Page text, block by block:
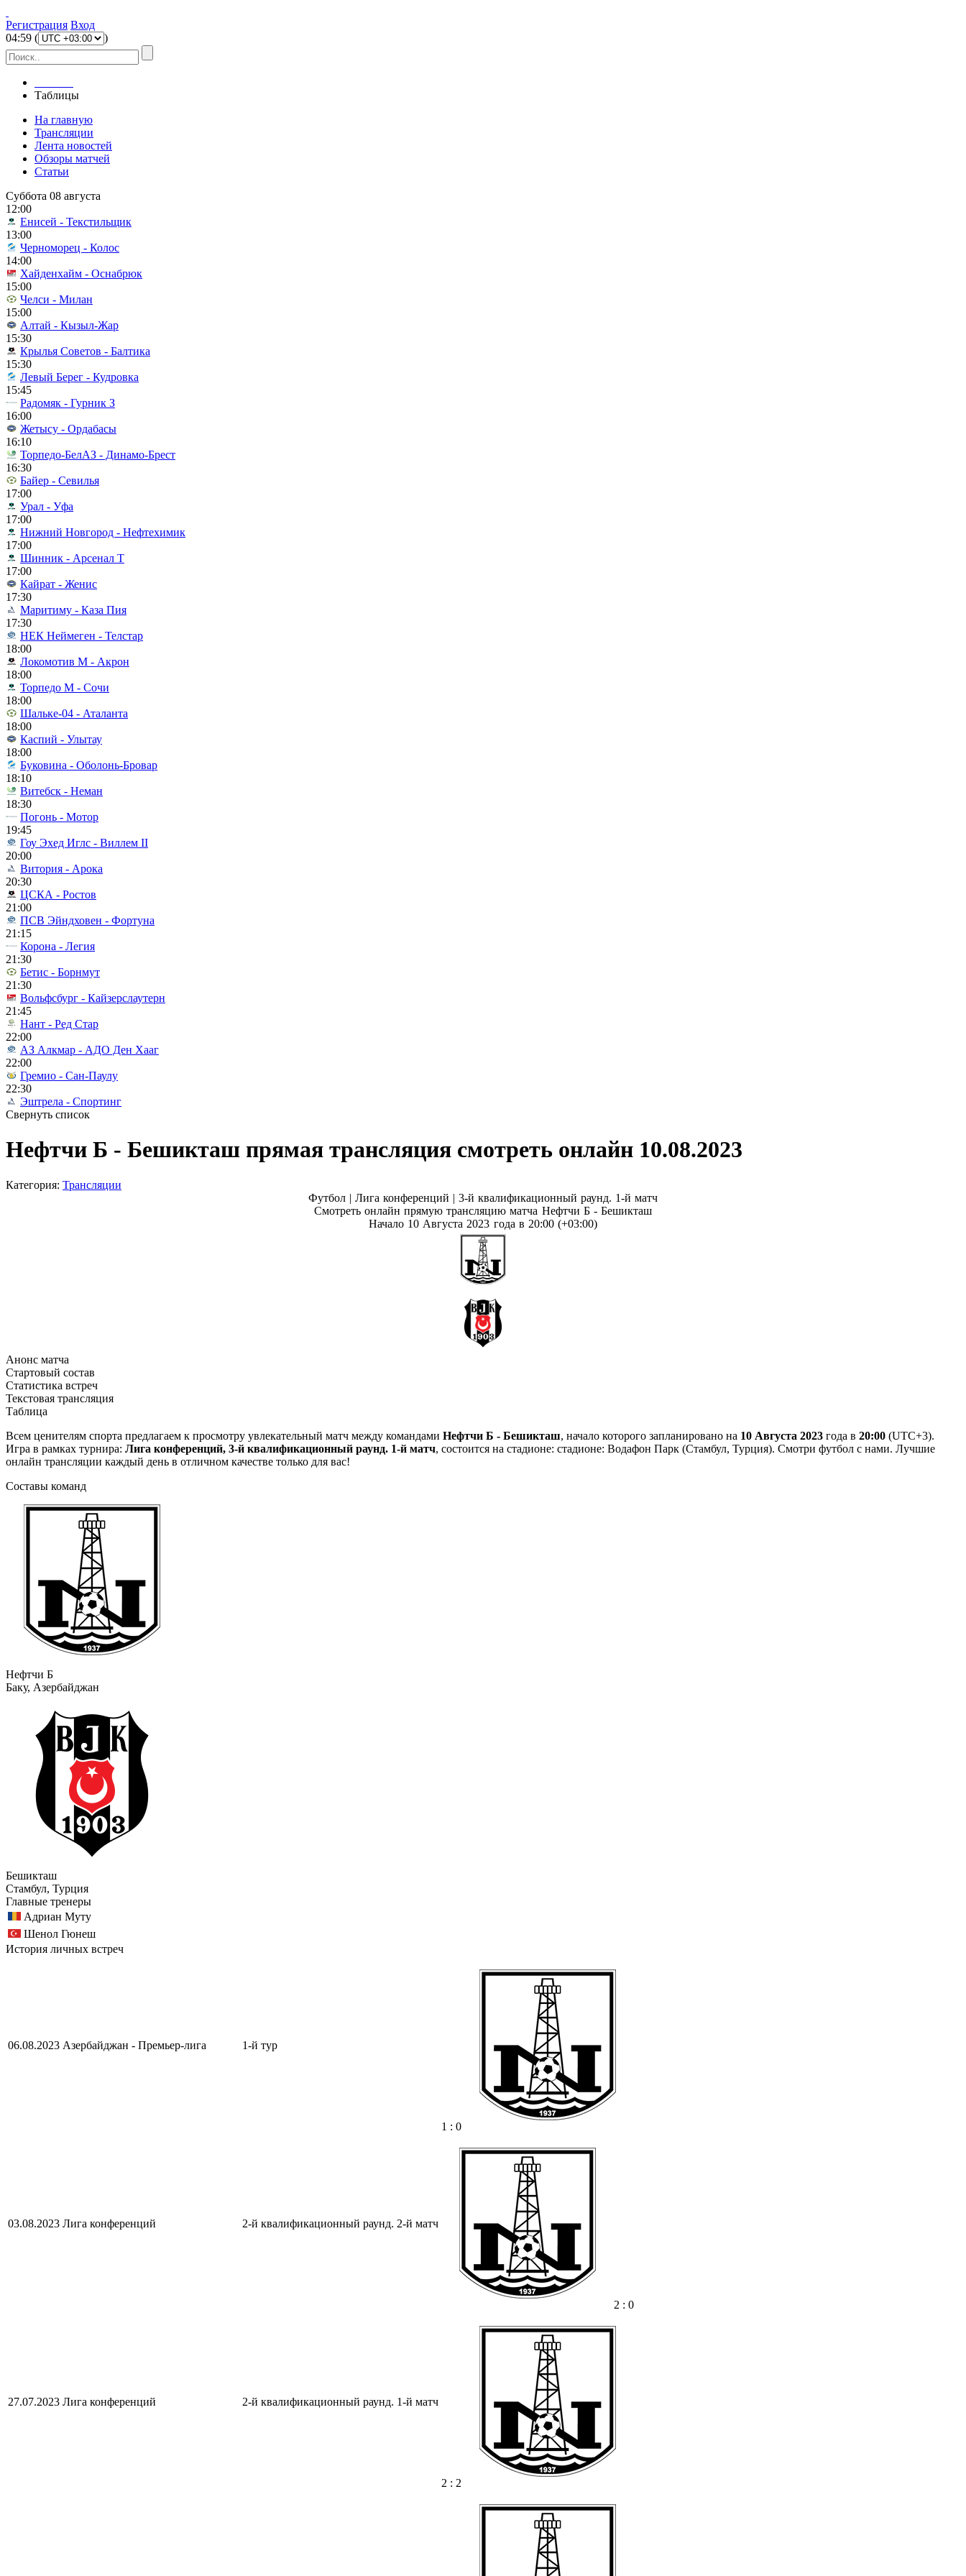
Регистрация Вход
04:59 ( )
Таблицы
На главную
Трансляции
Лента новостей
Обзоры матчей
Статьи
Суббота 08 августа
12:00
Енисей - Текстильщик
13:00
Черноморец - Колос
14:00
Хайденхайм - Оснабрюк
15:00
Челси - Милан
15:00
Алтай - Кызыл-Жар
15:30
Крылья Советов - Балтика
15:30
Левый Берег - Кудровка
15:45
Радомяк - Гурник З
16:00
Жетысу - Ордабасы
16:10
Торпедо-БелАЗ - Динамо-Брест
16:30
Байер - Севилья
17:00
Урал - Уфа
17:00
Нижний Новгород - Нефтехимик
17:00
Шинник - Арсенал Т
17:00
Кайрат - Женис
17:30
Маритиму - Каза Пия
17:30
НЕК Неймеген - Телстар
18:00
Локомотив М - Акрон
18:00
Торпедо М - Сочи
18:00
Шальке-04 - Аталанта
18:00
Каспий - Улытау
18:00
Буковина - Оболонь-Бровар
18:10
Витебск - Неман
18:30
Погонь - Мотор
19:45
Гоу Эхед Иглс - Виллем II
20:00
Витория - Арока
20:30
ЦСКА - Ростов
21:00
ПСВ Эйндховен - Фортуна
21:15
Корона - Легия
21:30
Бетис - Борнмут
21:30
Вольфсбург - Кайзерслаутерн
21:45
Нант - Ред Стар
22:00
АЗ Алкмар - АДО Ден Хааг
22:00
Гремио - Сан-Паулу
22:30
Эштрела - Спортинг
Свернуть список
Нефтчи Б - Бешикташ прямая трансляция смотреть онлайн 10.08.2023
Категория: Трансляции
Футбол | Лига конференций |3-й квалификационный раунд. 1-й матч
Смотреть онлайн прямую трансляцию матча Нефтчи Б - Бешикташ
Начало 10 Августа 2023 года в 20:00 (+03:00)
Анонс матча
Стартовый состав
Статистика встреч
Текстовая трансляция
Таблица
Всем ценителям спорта предлагаем к просмотру увлекательный матч между командами Нефтчи Б - Бешикташ, начало которого запланировано на 10 Августа 2023 года в 20:00 (UTC+3).
Игра в рамках турнира: Лига конференций, 3-й квалификационный раунд. 1-й матч, состоится на стадионе: стадионе: Водафон Парк (Стамбул, Турция). Смотри футбол с нами. Лучшие
онлайн трансляции каждый день в отличном качестве только для вас!
Составы команд
Нефтчи Б
Баку, Азербайджан
Бешикташ
Стамбул, Турция
Главные тренеры
Адриан Муту
Шенол Гюнеш
История личных встреч
06.08.2023 Азербайджан - Премьер-лига 1-й тур
1 : 0
03.08.2023 Лига конференций 2-й квалификационный раунд. 2-й матч
2 : 0
27.07.2023 Лига конференций 2-й квалификационный раунд. 1-й матч
2 : 2